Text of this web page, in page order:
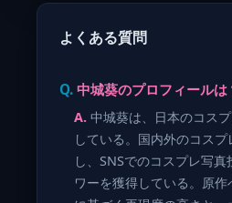
よくある質問
中城葵のプロフィールは
中城葵は、日本のコス
している。国内外のコス
し、SNSでのコスプレ写
ワーを獲得している。原